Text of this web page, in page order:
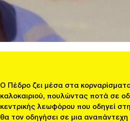
Ο Πέδρο ζει μέσα στα
καλοκαιριού, πουλώντας ποτά σε
κεντρικής λεωφόρου που οδηγεί
θα τον οδηγήσει σε μια αναπάντεχη